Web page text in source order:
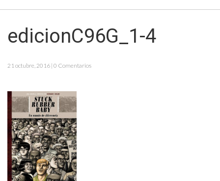
edicionC96G_1-4
21 octubre, 2016 | 0 Comentarios